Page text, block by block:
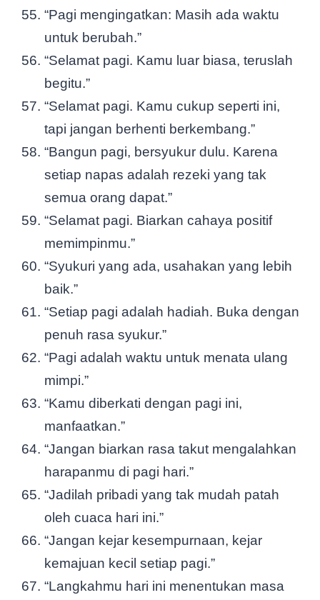
“Pagi mengingatkan: Masih ada waktu
untuk berubah.”
“Selamat pagi. Kamu luar biasa, teruslah
begitu.”
“Selamat pagi. Kamu cukup seperti ini,
tapi jangan berhenti berkembang.”
“Bangun pagi, bersyukur dulu. Karena
setiap napas adalah rezeki yang tak
semua orang dapat.”
“Selamat pagi. Biarkan cahaya positif
memimpinmu.”
“Syukuri yang ada, usahakan yang lebih
baik.”
“Setiap pagi adalah hadiah. Buka dengan
penuh rasa syukur.”
“Pagi adalah waktu untuk menata ulang
mimpi.”
“Kamu diberkati dengan pagi ini,
manfaatkan.”
“Jangan biarkan rasa takut mengalahkan
harapanmu di pagi hari.”
“Jadilah pribadi yang tak mudah patah
oleh cuaca hari ini.”
“Jangan kejar kesempurnaan, kejar
kemajuan kecil setiap pagi.”
“Langkahmu hari ini menentukan masa